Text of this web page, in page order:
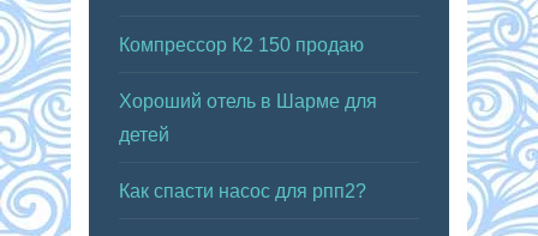
Компрессор К2 150 продаю
Хороший отель в Шарме для
детей
Как спасти насос для рпп2?